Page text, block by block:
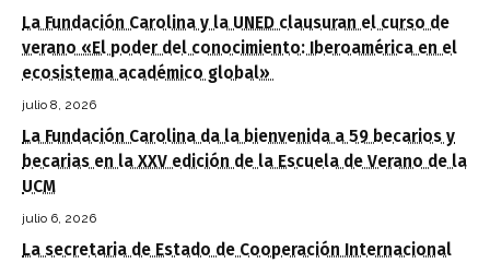
La Fundación Carolina y la UNED clausuran el curso de
verano «El poder del conocimiento: Iberoamérica en el
ecosistema académico global»
julio 8, 2026
La Fundación Carolina da la bienvenida a 59 becarios y
becarias en la XXV edición de la Escuela de Verano de la
UCM
julio 6, 2026
La secretaria de Estado de Cooperación Internacional